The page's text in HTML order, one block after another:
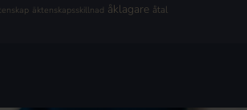
äktenskapsskillnad åklagare åtal